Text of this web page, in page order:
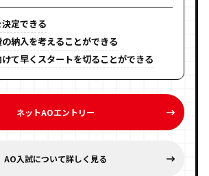
定できる
納入を考えることができる
て早くスタートを切ることができる
ネットAOエントリー
AO入試について詳しく見る